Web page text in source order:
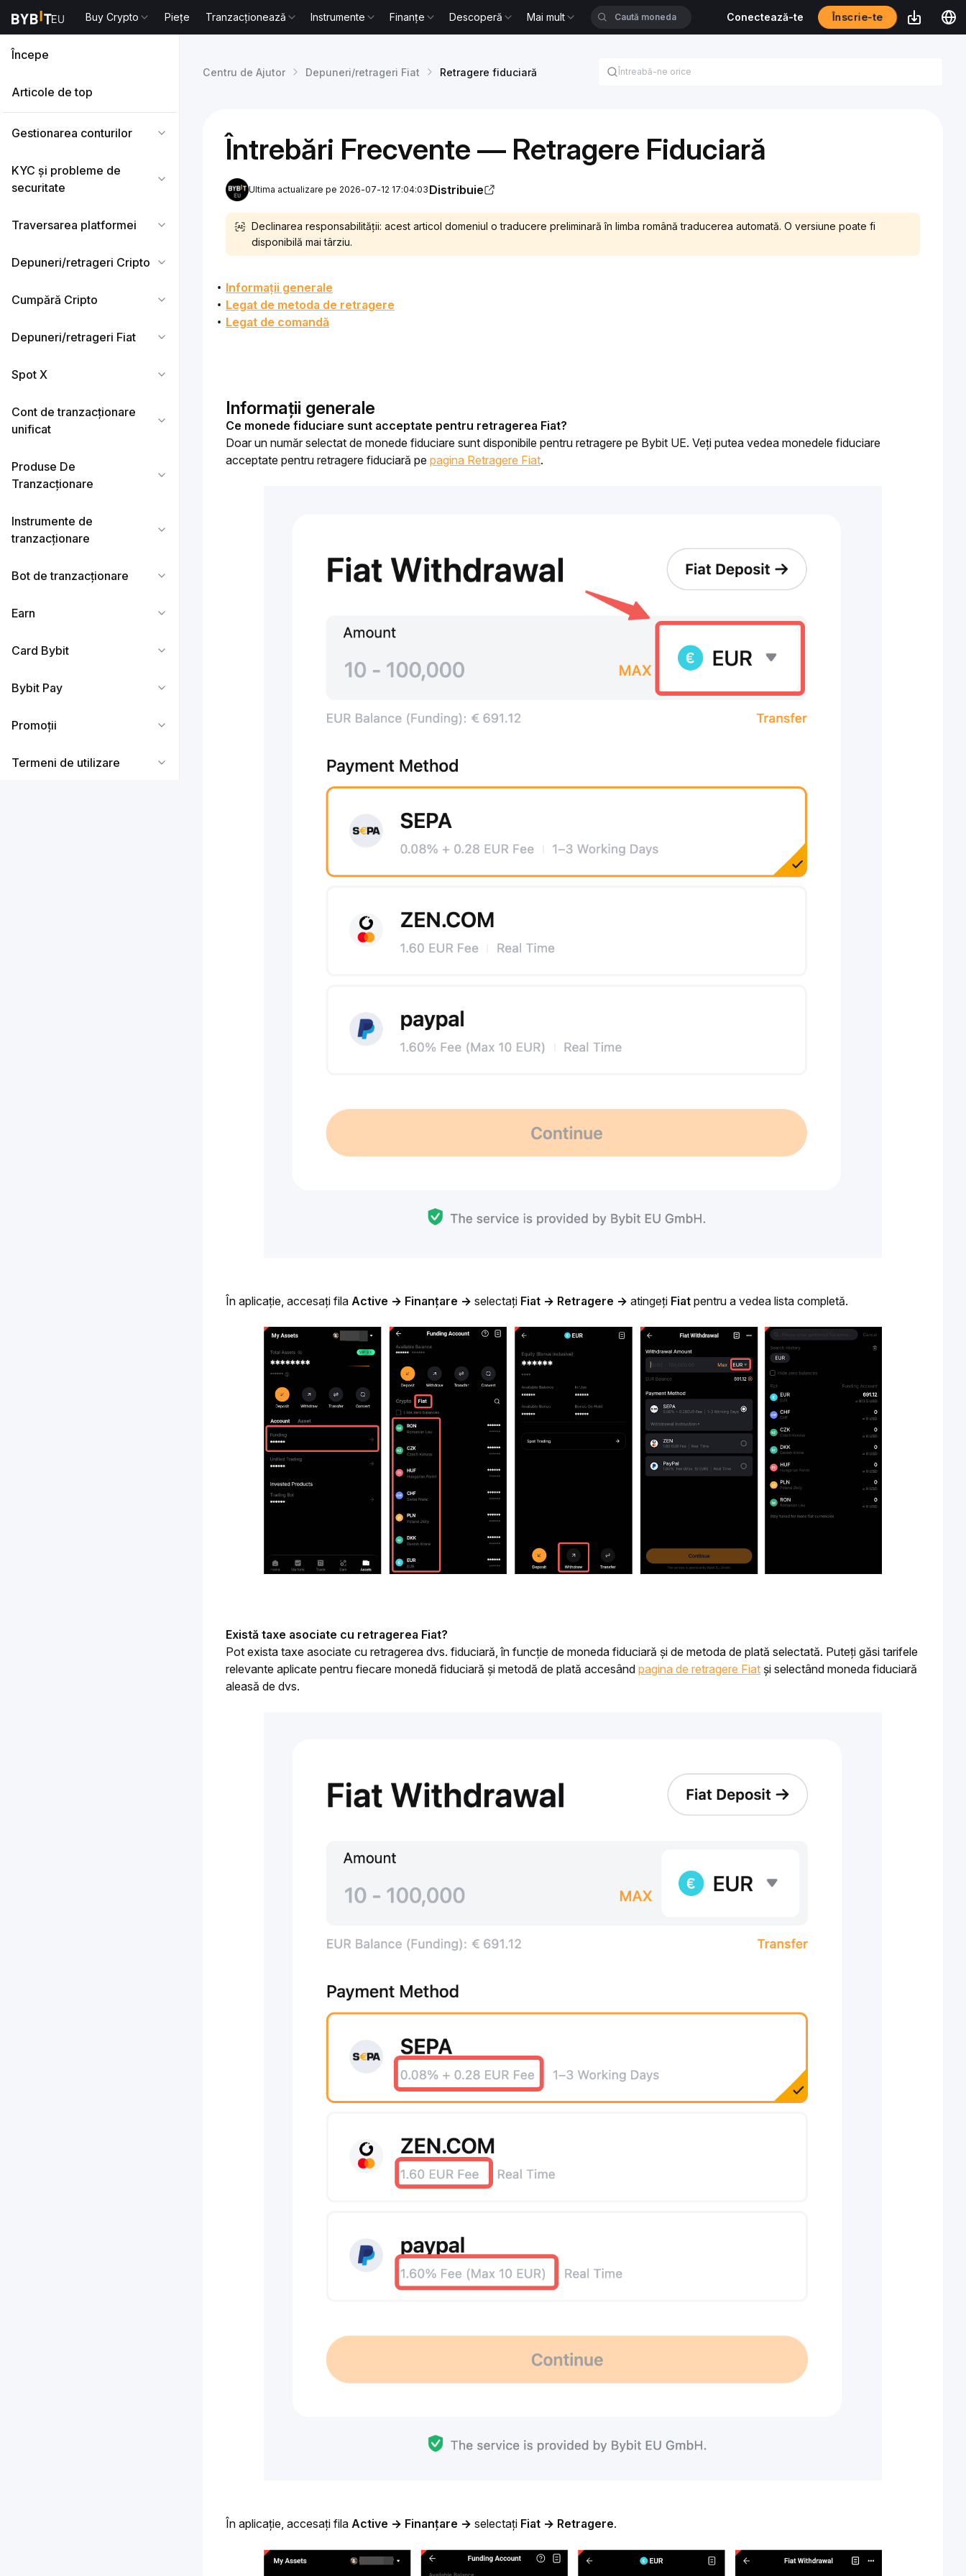
Buy Crypto Piețe Tranzacționează Instrumente Finanțe Descoperă Mai mult Conectează-te Înscrie-te
Începe
Articole de top
Gestionarea conturilor
KYC și probleme de
securitate
Traversarea platformei
Depuneri/retrageri Cripto
Cumpără Cripto
Depuneri/retrageri Fiat
Spot X
Cont de tranzacționare
unificat
Produse De
Tranzacționare
Instrumente de
tranzacționare
Bot de tranzacționare
Earn
Card Bybit
Bybit Pay
Promoții
Termeni de utilizare
Centru de Ajutor Depuneri/retrageri Fiat Retragere fiduciară
Întrebări Frecvente — Retragere Fiduciară
Ultima actualizare pe 2026-07-12 17:04:03 Distribuie
Declinarea responsabilității: acest articol domeniul o traducere preliminară în limba română traducerea automată. O versiune poate fi
disponibilă mai târziu.
Informații generale
Legat de metoda de retragere
Legat de comandă
Informații generale
Ce monede fiduciare sunt acceptate pentru retragerea Fiat?
Doar un număr selectat de monede fiduciare sunt disponibile pentru retragere pe Bybit UE. Veți putea vedea monedele fiduciare
acceptate pentru retragere fiduciară pe pagina Retragere Fiat.
În aplicație, accesați fila Active → Finanțare → selectați Fiat → Retragere → atingeți Fiat pentru a vedea lista completă.
Există taxe asociate cu retragerea Fiat?
Pot exista taxe asociate cu retragerea dvs. fiduciară, în funcție de moneda fiduciară și de metoda de plată selectată. Puteți găsi tarifele
relevante aplicate pentru fiecare monedă fiduciară și metodă de plată accesând pagina de retragere Fiat și selectând moneda fiduciară
aleasă de dvs.
În aplicație, accesați fila Active → Finanțare → selectați Fiat → Retragere.